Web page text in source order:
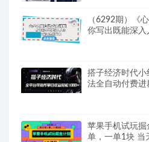
（6292期）《
你写出既能深入
搭子经济时代
法全自动付费
苹果手机试玩
单，一单1块 当